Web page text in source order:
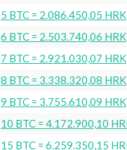
5 BTC = 2.086.450,05 HRK
6 BTC = 2.503.740,06 HRK
7 BTC = 2.921.030,07 HRK
8 BTC = 3.338.320,08 HRK
9 BTC = 3.755.610,09 HRK
10 BTC = 4.172.900,10
15 BTC = 6.259.350,15